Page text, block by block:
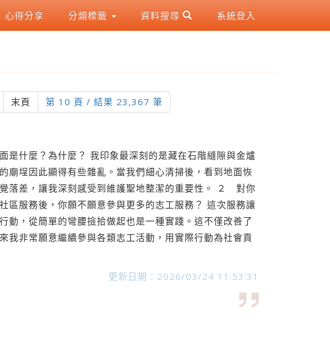
心得分享 分類標籤 資料搜尋 系統登入
末頁 第 10 頁 / 結果 23,367 筆
什麼？為什麼？ 我印象最深刻的是藏在石階縫隙與金爐
廟埕因此顯得有些雜亂。當我們細心清掃後，看到地面恢
落差，讓我深刻感受到維護聖地整潔的重要性。 ２ 對你
區服務後，你願不願意參與更多的志工服務？ 這次服務讓
動，從簡單的彎腰撿拾做起也是一種實踐。這不僅改善了
我非常願意繼續參與各類志工活動，用實際行動為社會貢
更新日期：2026/03/24 11:53:31